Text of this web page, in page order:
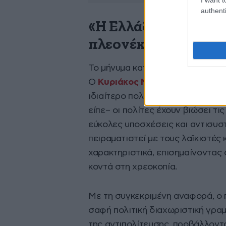
«Η Ελλάδα διαθέτει
πλεονέκτημα
Το μήνυμα κατά του λαϊκισμού
Ο Κυριάκος Μητσοτάκης
ιδιαίτερο πολιτικό
είπε– οι πολίτες έχουν βιώσει
εύκολες υποσχέσεις και
πειραματιστεί με τους
χαρακτηριστικά,
κοντά στη χρεοκοπία.
Με τη συγκεκριμένη αναφορά, ο
σαφή πολιτική διαχωριστική